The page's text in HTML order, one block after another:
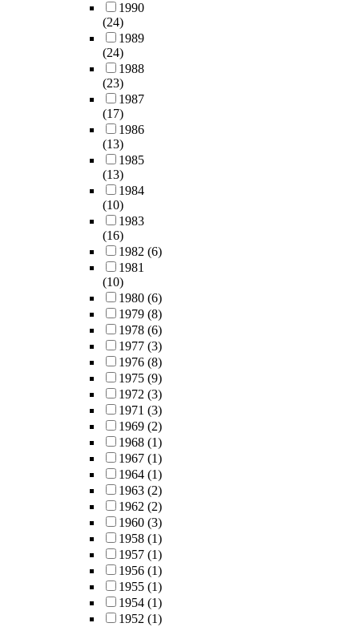
1990
(24)
1989
(24)
1988
(23)
1987
(17)
1986
(13)
1985
(13)
1984
(10)
1983
(16)
1982 (6)
1981
(10)
1980 (6)
1979 (8)
1978 (6)
1977 (3)
1976 (8)
1975 (9)
1972 (3)
1971 (3)
1969 (2)
1968 (1)
1967 (1)
1964 (1)
1963 (2)
1962 (2)
1960 (3)
1958 (1)
1957 (1)
1956 (1)
1955 (1)
1954 (1)
1952 (1)